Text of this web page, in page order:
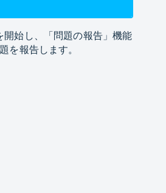
始し、「問題の報告」機能
を報告します。